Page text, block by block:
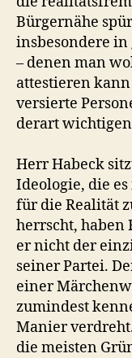
Bürgernähe
insbesondere
– denen man
attestieren
versierte
derart
Herr Habeck
Ideologie, die
für die Realität
herrscht, haben
er nicht der
seiner Partei.
einer
zumindest
Manier
die meisten